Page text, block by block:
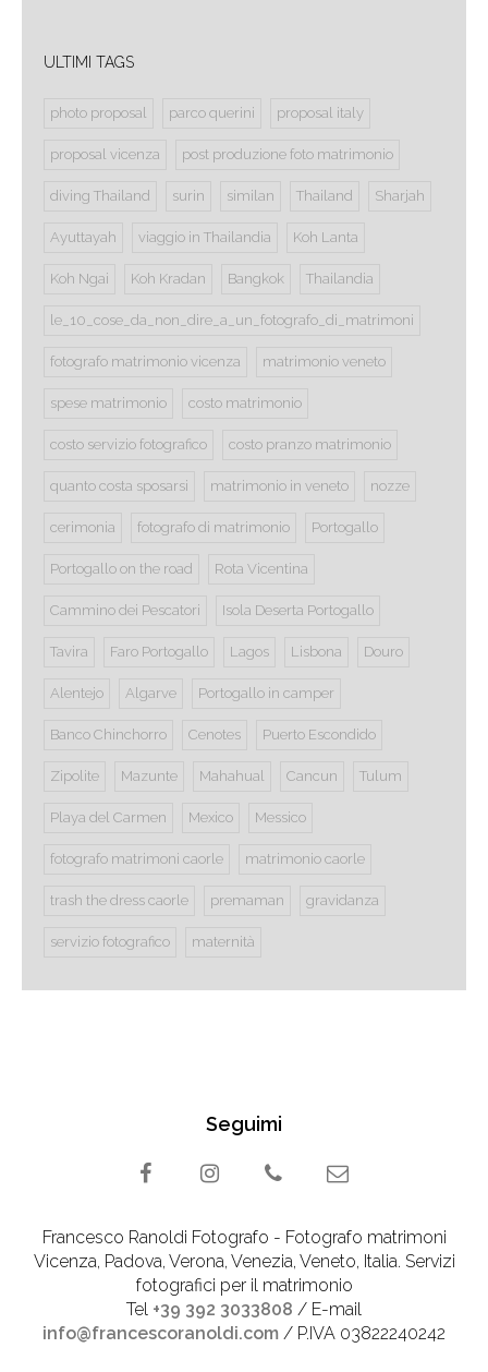
ULTIMI TAGS
photo proposal parco querini proposal italy
proposal vicenza post produzione foto matrimonio
diving Thailand surin similan Thailand Sharjah
Ayuttayah viaggio in Thailandia Koh Lanta
Koh Ngai Koh Kradan Bangkok Thailandia
le_10_cose_da_non_dire_a_un_fotografo_di_matrimoni
fotografo matrimonio vicenza matrimonio veneto
spese matrimonio costo matrimonio
costo servizio fotografico costo pranzo matrimonio
quanto costa sposarsi matrimonio in veneto nozze
cerimonia fotografo di matrimonio Portogallo
Portogallo on the road Rota Vicentina
Cammino dei Pescatori Isola Deserta Portogallo
Tavira Faro Portogallo Lagos Lisbona Douro
Alentejo Algarve Portogallo in camper
Banco Chinchorro Cenotes Puerto Escondido
Zipolite Mazunte Mahahual Cancun Tulum
Playa del Carmen Mexico Messico
fotografo matrimoni caorle matrimonio caorle
trash the dress caorle premaman gravidanza
servizio fotografico maternità
Seguimi
Francesco Ranoldi Fotografo - Fotografo matrimoni
Vicenza, Padova, Verona, Venezia, Veneto, Italia. Servizi
fotografici per il matrimonio
Tel +39 392 3033808 / E-mail
info@francescoranoldi.com / P.IVA 03822240242